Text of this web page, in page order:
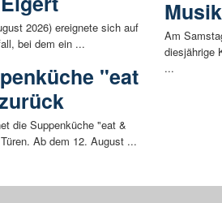
2026) ereignete sich auf
bei dem ein ...
"eat
die Suppenküche "eat &
Ab dem 12. August ...
Am
diesjährige
...